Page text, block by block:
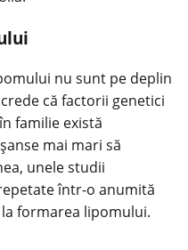
nu sunt pe deplin
că factorii genetici
familie există
mai mari să
unele studii
într-o anumită
formarea lipomului.